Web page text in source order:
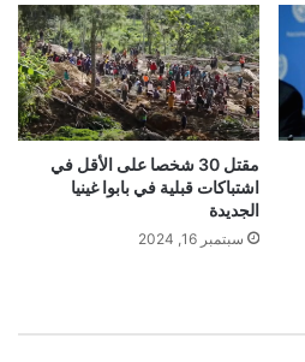
مقتل 30 شخصا على الأقل في
اشتباكات قبلية في بابوا غينيا
الجديدة
سبتمبر 16, 2024